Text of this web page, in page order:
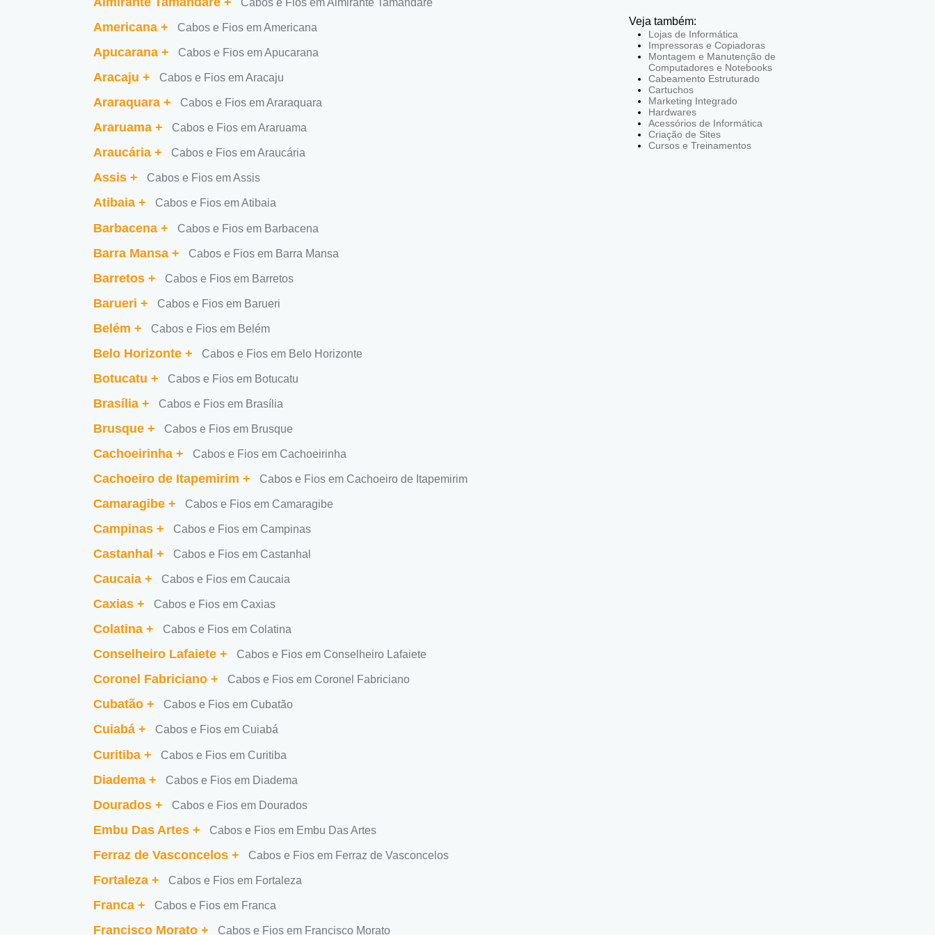
Cabos e Fios em Almirante Tamandaré
Americana + Cabos e Fios em Americana
Apucarana + Cabos e Fios em Apucarana
Aracaju + Cabos e Fios em Aracaju
Araraquara + Cabos e Fios em Araraquara
Araruama + Cabos e Fios em Araruama
Araucária + Cabos e Fios em Araucária
Assis + Cabos e Fios em Assis
Atibaia + Cabos e Fios em Atibaia
Barbacena + Cabos e Fios em Barbacena
Barra Mansa + Cabos e Fios em Barra Mansa
Barretos + Cabos e Fios em Barretos
Barueri + Cabos e Fios em Barueri
Belém + Cabos e Fios em Belém
Belo Horizonte + Cabos e Fios em Belo Horizonte
Botucatu + Cabos e Fios em Botucatu
Brasília + Cabos e Fios em Brasília
Brusque + Cabos e Fios em Brusque
Cachoeirinha + Cabos e Fios em Cachoeirinha
Cachoeiro de Itapemirim + Cabos e Fios em Cachoeiro de Itapemirim
Camaragibe + Cabos e Fios em Camaragibe
Campinas + Cabos e Fios em Campinas
Castanhal + Cabos e Fios em Castanhal
Caucaia + Cabos e Fios em Caucaia
Caxias + Cabos e Fios em Caxias
Colatina + Cabos e Fios em Colatina
Conselheiro Lafaiete + Cabos e Fios em Conselheiro Lafaiete
Coronel Fabriciano + Cabos e Fios em Coronel Fabriciano
Cubatão + Cabos e Fios em Cubatão
Cuiabá + Cabos e Fios em Cuiabá
Curitiba + Cabos e Fios em Curitiba
Diadema + Cabos e Fios em Diadema
Dourados + Cabos e Fios em Dourados
Embu Das Artes + Cabos e Fios em Embu Das Artes
Ferraz de Vasconcelos + Cabos e Fios em Ferraz de Vasconcelos
Fortaleza + Cabos e Fios em Fortaleza
Franca + Cabos e Fios em Franca
Francisco Morato + Cabos e Fios em Francisco Morato
Veja também:
Lojas de Informática
Impressoras e Copiadoras
Montagem e Manutenção de
Computadores e Notebooks
Cabeamento Estruturado
Cartuchos
Marketing Integrado
Hardwares
Acessórios de Informática
Criação de Sites
Cursos e Treinamentos